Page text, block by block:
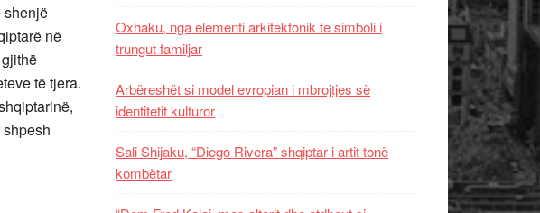
shenjë
në
të tjera.
Oxhaku, nga elementi arkitektonik te simboli i
trungut familjar
Arbëreshët si model evropian i mbrojtjes së
identitetit kulturor
Sali Shijaku, “Diego Rivera” shqiptar i artit tonë
kombëtar